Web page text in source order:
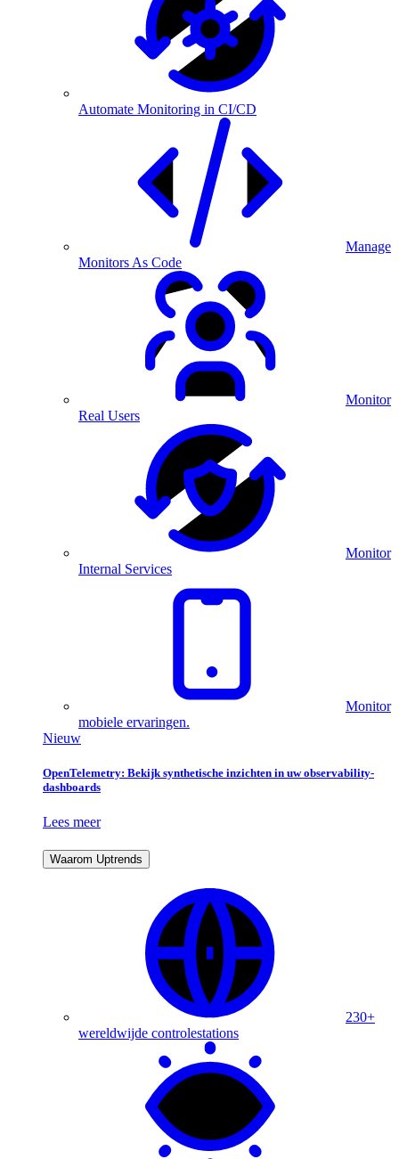
Automate Monitoring in CI/CD
Manage
Monitors As Code
Monitor
Real Users
Monitor
Internal Services
Monitor
mobiele ervaringen.
Nieuw
OpenTelemetry: Bekijk synthetische inzichten in uw observability-
dashboards
Lees meer
Waarom Uptrends
230+
wereldwijde controlestations